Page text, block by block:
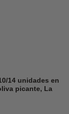
14 unidades en
picante, La